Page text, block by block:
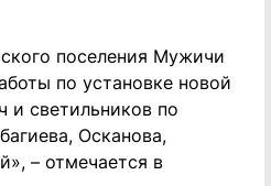
поселения Мужичи
по установке новой
и светильников по
Осканова,
– отмечается в